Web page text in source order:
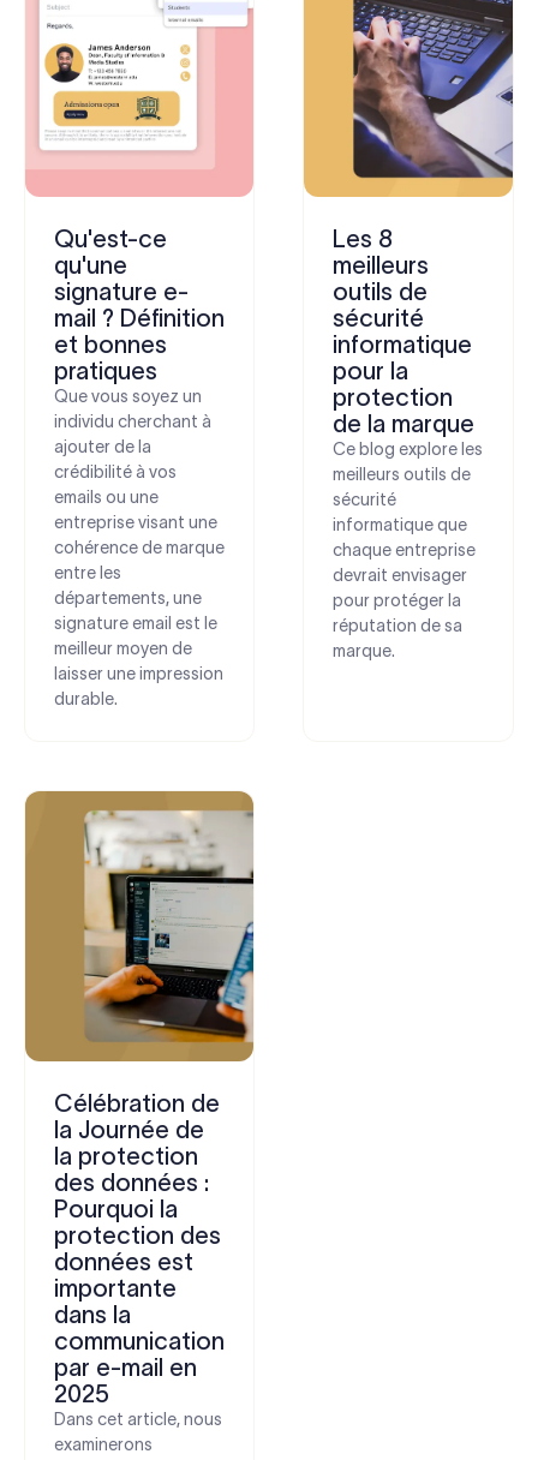
Qu'est-ce
qu'une
signature e-
mail ? Définition
et bonnes
pratiques
Que vous soyez un
individu cherchant à
ajouter de la
crédibilité à vos
emails ou une
entreprise visant une
cohérence de marque
entre les
départements, une
signature email est le
meilleur moyen de
laisser une impression
durable.
Les 8
meilleurs
outils de
sécurité
informatique
pour la
protection
de la marque
Ce blog explore les
meilleurs outils de
sécurité
informatique que
chaque entreprise
devrait envisager
pour protéger la
réputation de sa
marque.
Célébration de
la Journée de
la protection
des données :
Pourquoi la
protection des
données est
importante
dans la
communication
par e-mail en
2025
Dans cet article, nous
examinerons